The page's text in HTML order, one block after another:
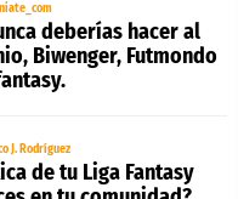
deberías hacer al
Biwenger, Futmondo
J. Rodríguez
de tu Liga Fantasy